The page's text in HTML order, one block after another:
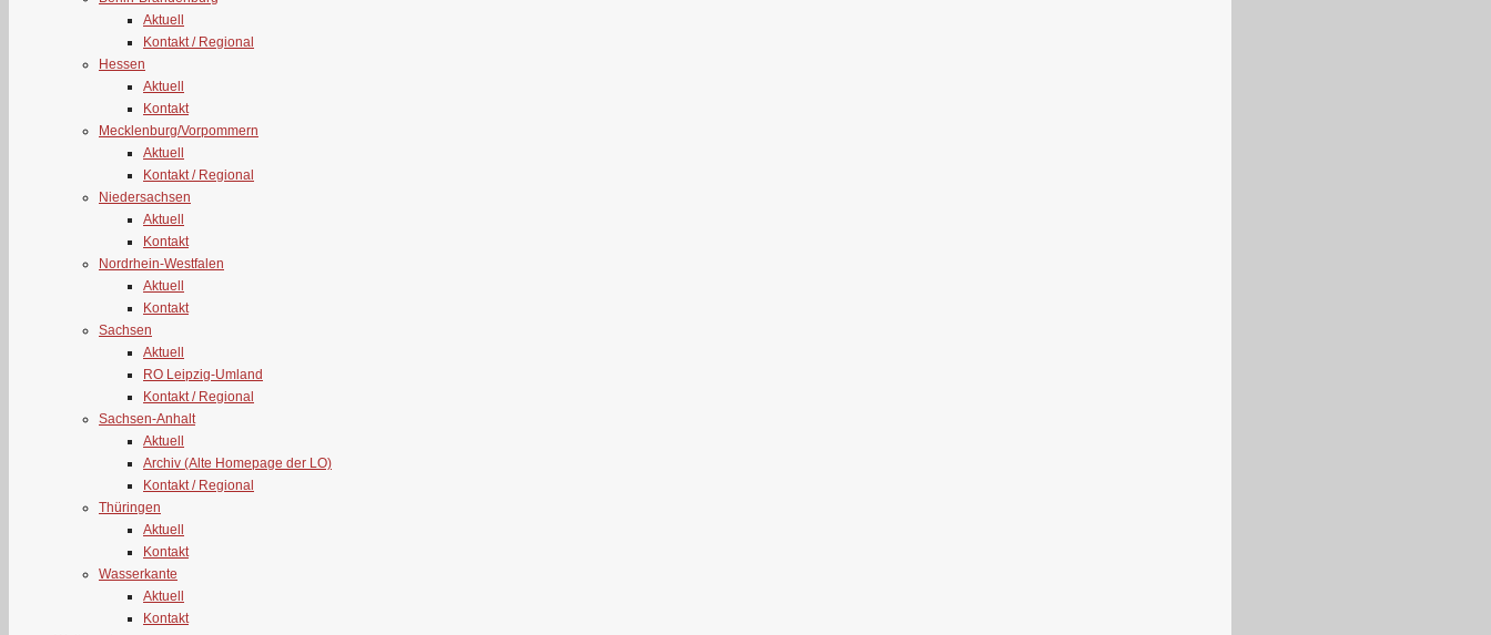
Aktuell
Kontakt / Regional
Hessen
Aktuell
Kontakt
Mecklenburg/Vorpommern
Aktuell
Kontakt / Regional
Niedersachsen
Aktuell
Kontakt
Nordrhein-Westfalen
Aktuell
Kontakt
Sachsen
Aktuell
RO Leipzig-Umland
Kontakt / Regional
Sachsen-Anhalt
Aktuell
Archiv (Alte Homepage der LO)
Kontakt / Regional
Thüringen
Aktuell
Kontakt
Wasserkante
Aktuell
Kontakt